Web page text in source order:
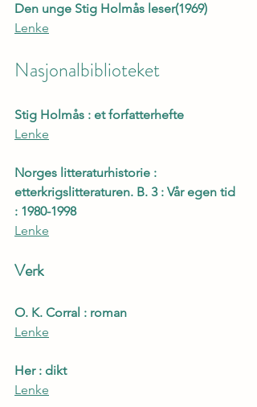
Den unge Stig Holmås leser(1969)
Lenke
Nasjonalbiblioteket
Stig Holmås : et forfatterhefte
Lenke
Norges litteraturhistorie :
etterkrigslitteraturen. B. 3 : Vår egen tid
: 1980-1998
Lenke
Verk
O. K. Corral : roman
Lenke
Her : dikt
Lenke